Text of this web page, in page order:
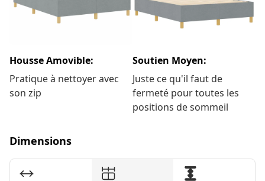
Housse Amovible:
Pratique à nettoyer avec
son zip
Soutien Moyen:
Juste ce qu'il faut de
fermeté pour toutes les
positions de sommeil
Dimensions